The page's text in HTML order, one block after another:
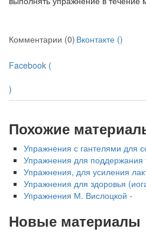
Комментарии (0) Вконтакте ()
Facebook (
)
Похожие
Упражнения с гантелями для
Упражнения для поддержания
Упражнения, для усиления
Упражнения для здоровья
Упражнения М. Вислоцкой -
Новые материалы